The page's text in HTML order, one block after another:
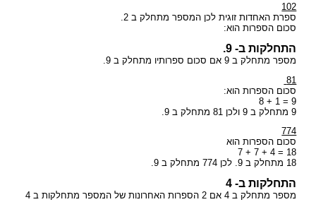
102
ספרת האחדות זוגית לכן המספר מתחלק ב 2.
סכום הספרות הוא:
התחלקות ב- 9.
מספר מתחלק ב 9 אם סכום ספרותיו מתחלק ב 9.
81
סכום הספרות הוא:
9 = 1 + 8
9 מתחלק ב 9 ולכן 81 מתחלק ב 9.
774
סכום הספרות הוא
18 = 4 + 7 + 7
18 מתחלק ב 9. לכן 774 מתחלק ב 9.
התחלקות ב- 4
מספר מתחלק ב 4 אם 2 הספרות האחרונות של המספר מתחלקות ב 4